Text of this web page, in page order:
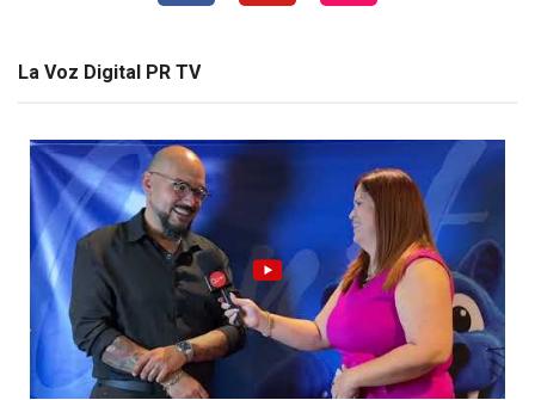
La Voz Digital PR TV